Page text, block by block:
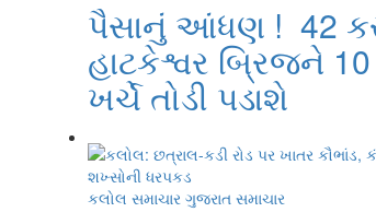
પૈસાનું આંધણ ! 42
હાટકેશ્વર બ્રિજને 10
ખર્ચે તોડી પડાશે
કલોલ સમાચાર ગુજરાત સમાચાર